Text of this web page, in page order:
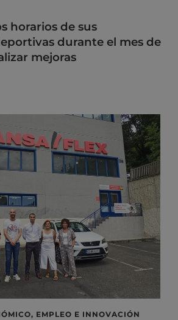
horarios de sus
durante el mes de
mejoras
EMPLEO E INNOVACIÓN